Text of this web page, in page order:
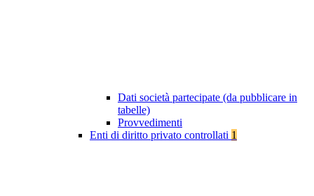
Dati società partecipate (da pubblicare in
tabelle)
Provvedimenti
Enti di diritto privato controllati 1